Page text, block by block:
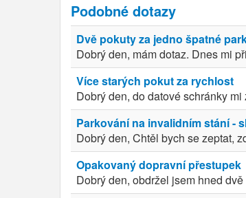
Podobné dotazy
Dvě pokuty za jedno špatné
Dobrý den, mám dotaz. Dnes mi
Více starých pokut za rychlost
Dobrý den, do datové schránky
Parkování na invalidním stání -
Dobrý den, Chtěl bych se zeptat,
Opakovaný dopravní přestupek
Dobrý den, obdržel jsem hned